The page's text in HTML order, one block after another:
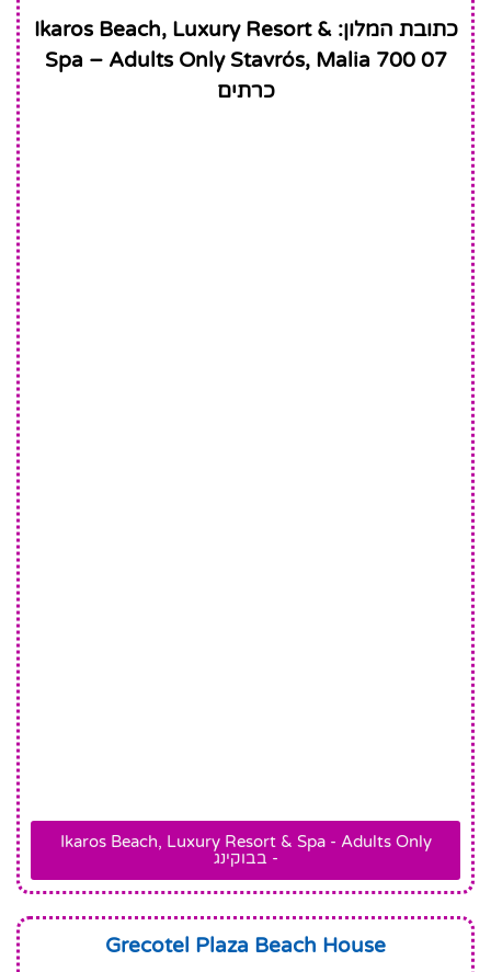
כתובת המלון: Ikaros Beach, Luxury Resort &
Spa – Adults Only Stavrós, Malia 700 07
כרתים
Ikaros Beach, Luxury Resort & Spa - Adults Only
- בבוקינג
Grecotel Plaza Beach House